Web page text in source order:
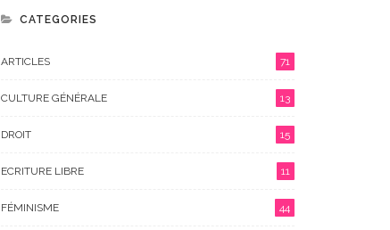
CATEGORIES
ARTICLES 71
CULTURE GÉNÉRALE 13
DROIT 15
ECRITURE LIBRE 11
FÉMINISME 44